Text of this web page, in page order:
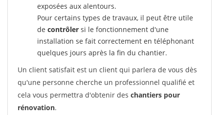
exposées aux alentours.
Pour certains types de travaux, il peut être utile
de contrôler si le fonctionnement d'une
installation se fait correctement en téléphonant
quelques jours après la fin du chantier.
Un client satisfait est un client qui parlera de vous dès
qu'une personne cherche un professionnel qualifié et
cela vous permettra d'obtenir des chantiers pour
rénovation.